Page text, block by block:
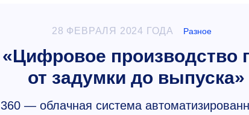
28 ФЕВРАЛЯ 2024 ГОДА Разное
«Цифровое производство
от задумки до выпуска»
— облачная система